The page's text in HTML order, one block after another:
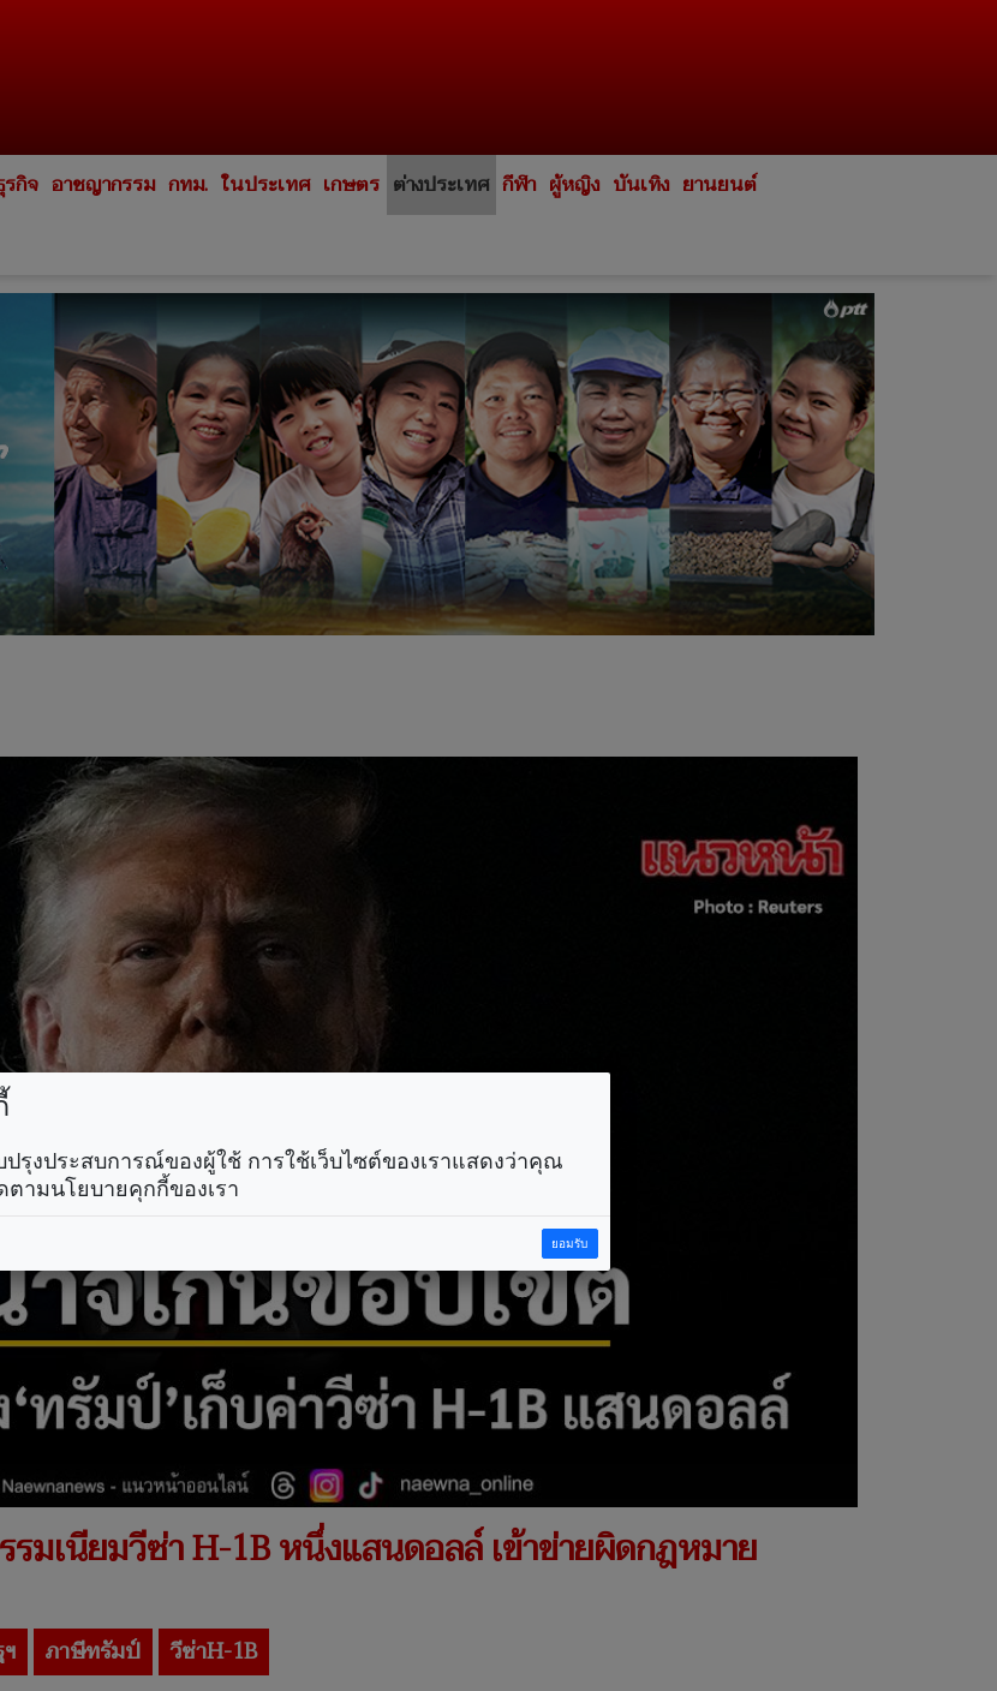
รกิจ อาชญากรรม กทม. ในประเทศ เกษตร ต่างประเทศ กีฬา ผู้หญิง บันเทิง ยานยนต์
มเนียมวีซ่า H-1B หนึ่งแสนดอลล์ เข้าข่ายผิดกฎหมาย
ภาษีทรัมป์ วีซ่าH-1B
ปรุงประสบการณ์ของผู้ใช้ การใช้เว็บไซต์ของเราแสดงว่าคุณ
ามนโยบายคุกกี้ของเรา
ยอมรับ